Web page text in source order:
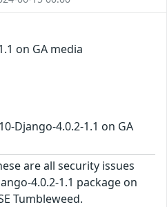
on GA media
Django-4.0.2-1.1 on GA
are all security issues
4.0.2-1.1 package on
Tumbleweed.